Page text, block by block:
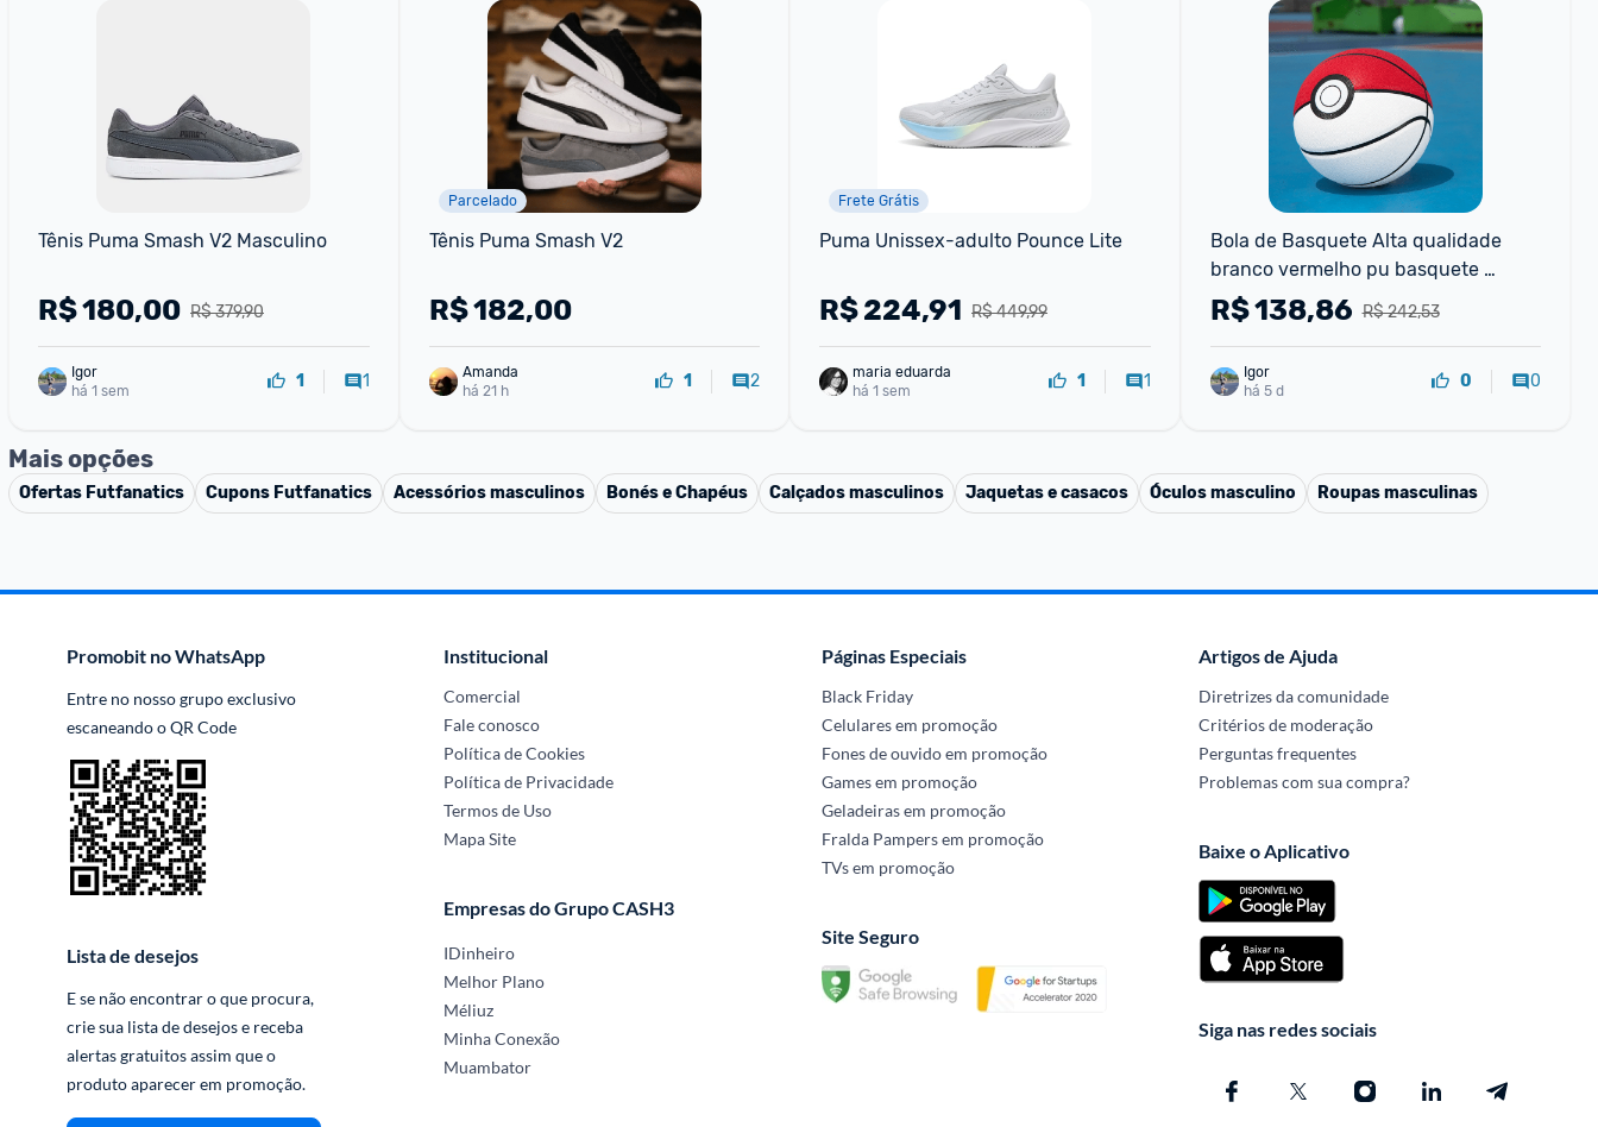
Tênis Puma Smash V2 Masculino
R$ 379,90
R$180,00
Igor
há 1 sem
1 1
Parcelado
Tênis Puma Smash V2
R$182,00
Amanda
há 21 h
1 2
Frete Grátis
Puma Unissex-adulto Pounce Lite
R$ 449,99
R$224,91
maria eduarda
há 1 sem
1 1
Bola de Basquete Alta qualidade
branco vermelho pu basquete
tamanho oficial 7 basquete
profissional com 4 camadas ao ar
R$ 242,53
R$138,86
Igor
há 5 d
0 0
Mais opções
Ofertas Futfanatics Cupons Futfanatics Acessórios masculinos Bonés e Chapéus Calçados masculinos Jaquetas e casacos Óculos masculino Roupas masculinas
Promobit no WhatsApp
Entre no nosso grupo exclusivo
escaneando o QR Code
Lista de desejos
E se não encontrar o que procura,
crie sua lista de desejos e receba
alertas gratuitos assim que o
produto aparecer em promoção.
Institucional
Comercial
Fale conosco
Política de Cookies
Política de Privacidade
Termos de Uso
Mapa Site
Empresas do Grupo CASH3
IDinheiro
Melhor Plano
Méliuz
Minha Conexão
Muambator
Páginas Especiais
Black Friday
Celulares em promoção
Fones de ouvido em promoção
Games em promoção
Geladeiras em promoção
Fralda Pampers em promoção
TVs em promoção
Site Seguro
Artigos de Ajuda
Diretrizes da comunidade
Critérios de moderação
Perguntas frequentes
Problemas com sua compra?
Baixe o Aplicativo
Siga nas redes sociais